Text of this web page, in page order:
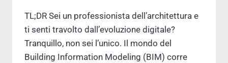
TL;DR Sei un professionista dell’architettura e
ti senti travolto dall’evoluzione digitale?
Tranquillo, non sei l’unico. Il mondo del
Building Information Modeling (BIM) corre